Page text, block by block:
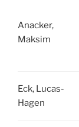
Anacker,
Maksim
Eck, Lucas-
Hagen